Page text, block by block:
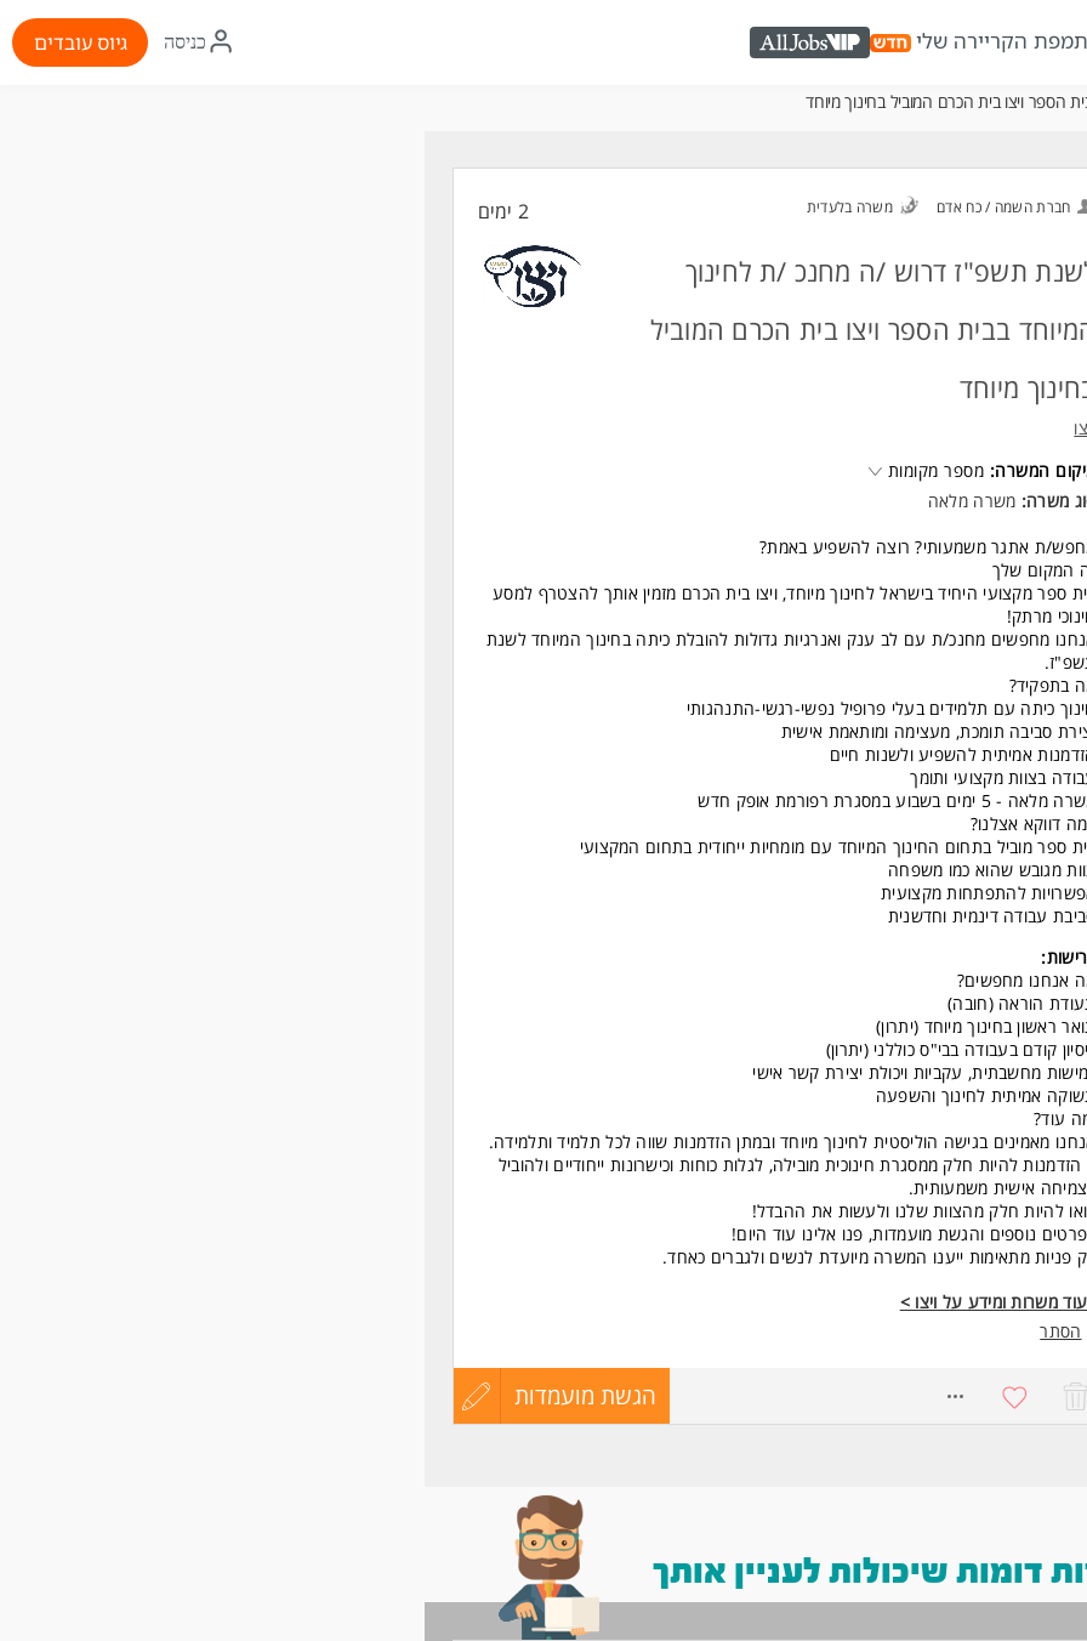
מפת הקריירה שלי AllJobs VIP
איקון
התחברות
כניסה גיוס עובדים
ויצו בית הכרם המוביל בחינוך מיוחד
חברת השמה / כח אדם משרה בלעדית 2 ימים
תשפ"ז דרוש /ה מחנכ /ת לחינוך
בבית הספר ויצו בית הכרם המוביל
מיוחד
המשרה: מספר מקומות
משרה: משרה מלאה
ת אתגר משמעותי? רוצה להשפיע באמת?
המקום שלך
ספר מקצועי היחיד בישראל לחינוך מיוחד, ויצו בית הכרם מזמין אותך להצטרף למסע
מרתק!
מחפשים מחנכ/ת עם לב ענק ואנרגיות גדולות להובלת כיתה בחינוך המיוחד לשנת
בתפקיד?
כיתה עם תלמידים בעלי פרופיל נפשי-רגשי-התנהגותי
סביבה תומכת, מעצימה ומותאמת אישית
אמיתית להשפיע ולשנות חיים
בצוות מקצועי ותומך
- 5 ימים בשבוע במסגרת רפורמת אופק חדש
דווקא אצלנו?
ספר מוביל בתחום החינוך המיוחד עם מומחיות ייחודית בתחום המקצועי
מגובש שהוא כמו משפחה
להתפתחות מקצועית
עבודה דינמית וחדשנית
אנחנו מחפשים?
הוראה (חובה)
ראשון בחינוך מיוחד (יתרון)
קודם בעבודה בבי"ס כוללני (יתרון)
מחשבתית, עקביות ויכולת יצירת קשר אישי
אמיתית לחינוך והשפעה
עוד?
מאמינים בגישה הוליסטית לחינוך מיוחד ובמתן הזדמנות שווה לכל תלמיד ותלמידה.
הזדמנות להיות חלק ממסגרת חינוכית מובילה, לגלות כוחות וכישרונות ייחודיים ולהוביל
אישית משמעותית.
להיות חלק מהצוות שלנו ולעשות את ההבדל!
נוספים והגשת מועמדות, פנו אלינו עוד היום!
פניות מתאימות ייענו המשרה מיועדת לנשים ולגברים כאחד.
משרות ומידע על ויצו >
הסתר
הגשת מועמדות
עדכון
דומות שיכולות לעניין אותך